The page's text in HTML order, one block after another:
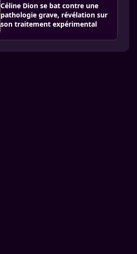
Céline Dion se bat contre une
pathologie grave, révélation sur
son traitement expérimental